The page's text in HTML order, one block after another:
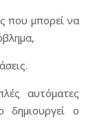
που μπορεί να
αυτόματες
δημιουργεί ο